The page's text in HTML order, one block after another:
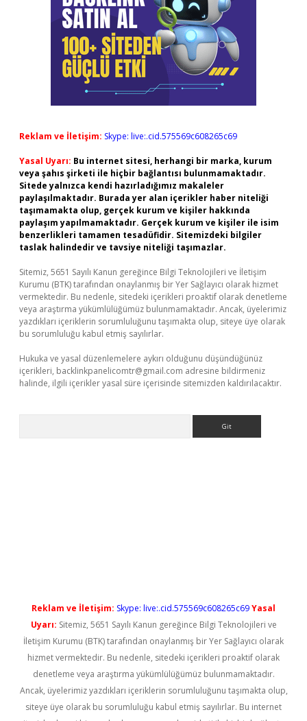
Reklam ve İletişim: Skype: live:.cid.575569c608265c69
Yasal Uyarı: Bu internet sitesi, herhangi bir marka, kurum
veya şahıs şirketi ile hiçbir bağlantısı bulunmamaktadır.
Sitede yalnızca kendi hazırladığımız makaleler
paylaşılmaktadır. Burada yer alan içerikler haber niteliği
taşımamakta olup, gerçek kurum ve kişiler hakkında
paylaşım yapılmamaktadır. Gerçek kurum ve kişiler ile isim
benzerlikleri tamamen tesadüfidir. Sitemizdeki bilgiler
taslak halindedir ve tavsiye niteliği taşımazlar.
Sitemiz, 5651 Sayılı Kanun gereğince Bilgi Teknolojileri ve İletişim
Kurumu (BTK) tarafından onaylanmış bir Yer Sağlayıcı olarak hizmet
vermektedir. Bu nedenle, sitedeki içerikleri proaktif olarak denetleme
veya araştırma yükümlülüğümüz bulunmamaktadır. Ancak, üyelerimiz
yazdıkları içeriklerin sorumluluğunu taşımakta olup, siteye üye olarak
bu sorumluluğu kabul etmiş sayılırlar.
Hukuka ve yasal düzenlemelere aykırı olduğunu düşündüğünüz
içerikleri, backlinkpanelicomtr@gmail.com adresine bildirmeniz
halinde, ilgili içerikler yasal süre içerisinde sitemizden kaldırılacaktır.
Reklam ve İletişim: Skype: live:.cid.575569c608265c69Yasal
Uyarı: Sitemiz, 5651 Sayılı Kanun gereğince Bilgi Teknolojileri ve
İletişim Kurumu (BTK) tarafından onaylanmış bir Yer Sağlayıcı olarak
hizmet vermektedir. Bu nedenle, sitedeki içerikleri proaktif olarak
denetleme veya araştırma yükümlülüğümüz bulunmamaktadır.
Ancak, üyelerimiz yazdıkları içeriklerin sorumluluğunu taşımakta olup,
siteye üye olarak bu sorumluluğu kabul etmiş sayılırlar. Bu internet